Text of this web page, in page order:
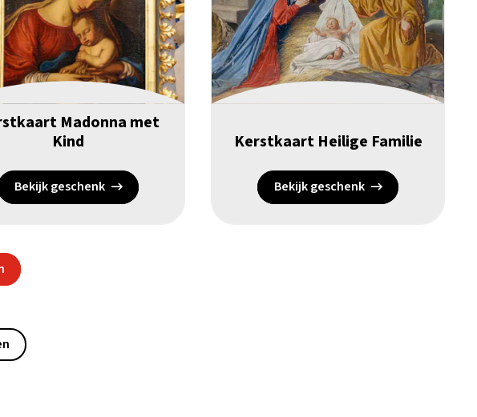
Madonna met
Kind
Bekijk geschenk
Kerstkaart Heilige Familie
Bekijk geschenk